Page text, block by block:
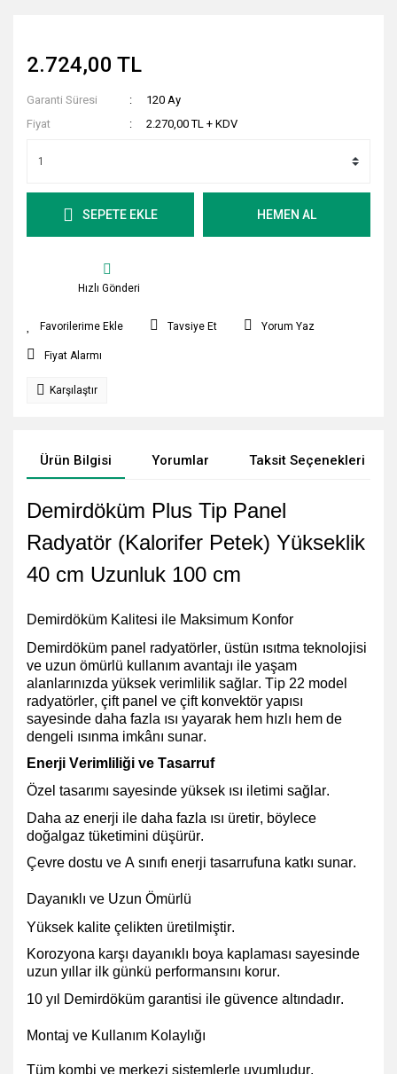
2.724,00 TL
Garanti Süresi
120 Ay
Fiyat
2.270,00 TL + KDV
SEPETE EKLE HEMEN AL
Hızlı Gönderi
Tavsiye Et Yorum Yaz
Fiyat Alarmı
Karşılaştır
Ürün Bilgisi Yorumlar Taksit Seçenekleri
Demirdöküm Plus Tip Panel
Radyatör (Kalorifer Petek) Yükseklik
40 cm Uzunluk 100 cm
Demirdöküm Kalitesi ile Maksimum Konfor
Demirdöküm panel radyatörler, üstün ısıtma teknolojisi
ve uzun ömürlü kullanım avantajı ile yaşam
alanlarınızda yüksek verimlilik sağlar. Tip 22 model
radyatörler, çift panel ve çift konvektör yapısı
sayesinde daha fazla ısı yayarak hem hızlı hem de
dengeli ısınma imkânı sunar.
Enerji Verimliliği ve Tasarruf
Özel tasarımı sayesinde yüksek ısı iletimi sağlar.
Daha az enerji ile daha fazla ısı üretir, böylece
doğalgaz tüketimini düşürür.
Çevre dostu ve A sınıfı enerji tasarrufuna katkı sunar.
Dayanıklı ve Uzun Ömürlü
Yüksek kalite çelikten üretilmiştir.
Korozyona karşı dayanıklı boya kaplaması sayesinde
uzun yıllar ilk günkü performansını korur.
10 yıl Demirdöküm garantisi ile güvence altındadır.
Montaj ve Kullanım Kolaylığı
Tüm kombi ve merkezi sistemlerle uyumludur.